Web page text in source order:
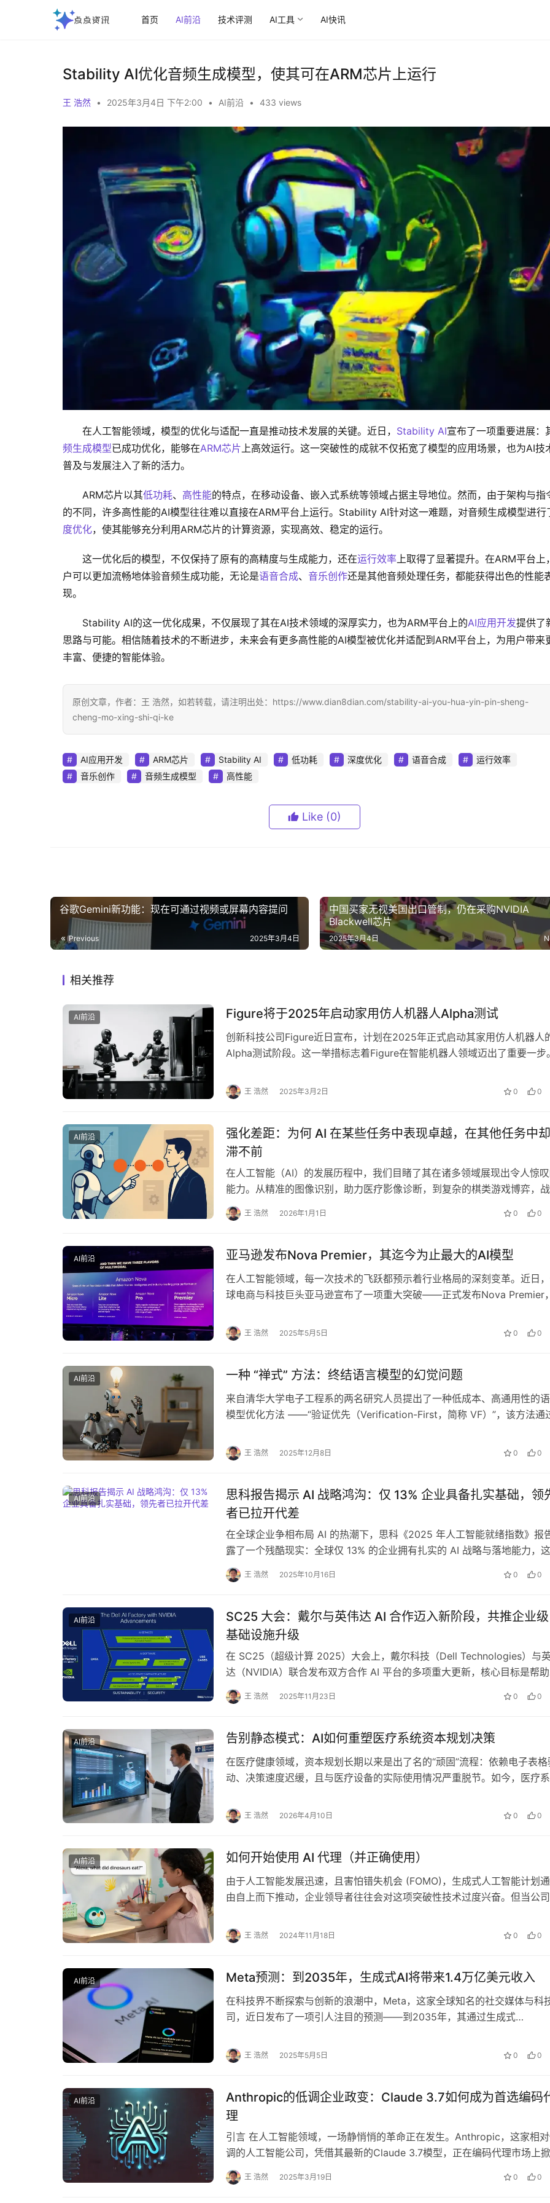
首页 AI前沿 技术评测 AI工具 AI快讯
Stability AI优化音频生成模型，使其可在ARM芯片上运行‌
王 浩然 • 2025年3月4日 下午2:00 • AI前沿 • 433 views
在人工智能领域，模型的优化与适配一直是推动技术发展的关键。近日， Stability AI宣布了一项重要进展：
频生成模型已成功优化，能够在ARM芯片上高效运行。这一突破性的成就不仅拓宽了模型的应用场景，也为AI技
普及与发展注入了新的活力。
ARM芯片以其低功耗、 高性能的特点，在移动设备、嵌入式系统等领域占据主导地位。然而，由于架构与指
的不同，许多高性能的AI模型往往难以直接在ARM平台上运行。Stability AI针对这一难题，对音频生成模型进行
度优化，使其能够充分利用ARM芯片的计算资源，实现高效、稳定的运行。
这一优化后的模型，不仅保持了原有的高精度与生成能力，还在运行效率上取得了显著提升。在ARM平台上
户可以更加流畅地体验音频生成功能，无论是语音合成、 音乐创作还是其他音频处理任务，都能获得出色的性能
现。
Stability AI的这一优化成果，不仅展现了其在AI技术领域的深厚实力，也为ARM平台上的AI应用开发提供了
思路与可能。相信随着技术的不断进步，未来会有更多高性能的AI模型被优化并适配到ARM平台上，为用户带来
丰富、便捷的智能体验。
原创文章，作者：王 浩然，如若转载，请注明出处：https://www.dian8dian.com/stability-ai-you-hua-yin-pin-sheng-
cheng-mo-xing-shi-qi-ke
AI应用开发 ARM芯片 Stability AI 低功耗 深度优化 语音合成
运行效率
音乐创作
音频生成模型 高性能
Like (0)
谷歌Gemini新功能：现在可通过视频或屏幕内容提问‌
Previous 2025年3月4日
中国买家无视美国出口管制，仍在采购NVIDIA
Blackwell芯片‌
2025年3月4日
相关推荐
AI前沿 Figure将于2025年启动家用仿人机器人Alpha测试‌
创新科技公司Figure近日宣布，计划在2025年正式启动其家用仿人机器人
Alpha测试阶段。这一举措标志着Figure在智能机器人领域迈出了重要一步
王 浩然 2025年3月2日 0 0
AI前沿
强化差距：为何 AI 在某些任务中表现卓越，在其他任务中
滞不前
在人工智能（AI）的发展历程中，我们目睹了其在诸多领域展现出令人惊
能力。从精准的图像识别，助力医疗影像诊断，到复杂的棋类游戏博弈，战
人类顶尖棋手，AI 的表现无疑证明了其技术…
王 浩然 2026年1月1日 0 0
AI前沿 亚马逊发布Nova Premier，其迄今为止最大的AI模型
在人工智能领域，每一次技术的飞跃都预示着行业格局的深刻变革。近日
球电商与科技巨头亚马逊宣布了一项重大突破——正式发布Nova Premier
王 浩然 2025年5月5日 0 0
AI前沿 一种 “禅式” 方法：终结语言模型的幻觉问题
来自清华大学电子工程系的两名研究人员提出了一种低成本、高通用性的
模型优化方法 ——“验证优先（Verification-First，简称 VF）”，该方法通
王 浩然 2025年12月8日 0 0
AI前沿
思科报告揭示 AI 战略鸿沟：仅 13% 企业具备扎实基础，领
者已拉开代差
在全球企业争相布局 AI 的热潮下，思科《2025 年人工智能就绪指数》报
露了一个残酷现实：全球仅 13% 的企业拥有扎实的 AI 战略与落地能力，
分被称为 “领先者（Pa…
王 浩然 2025年10月16日 0 0
AI前沿
SC25 大会：戴尔与英伟达 AI 合作迈入新阶段，共推企业
基础设施升级
在 SC25（超级计算 2025）大会上，戴尔科技（Dell Technologies）与
达（NVIDIA）联合发布双方合作 AI 平台的多项重大更新，核心目标是帮助
业更轻松…
王 浩然 2025年11月23日 0 0
AI前沿 告别静态模式：AI如何重塑医疗系统资本规划决策
在医疗健康领域，资本规划长期以来是出了名的“顽固”流程：依赖电子表格
动、决策速度迟缓，且与医疗设备的实际使用情况严重脱节。如今，医疗系
王 浩然 2026年4月10日 0 0
AI前沿 如何开始使用 AI 代理（并正确使用）
由于人工智能发展迅速，且害怕错失机会 (FOMO)，生成式人工智能计划
由自上而下推动，企业领导者往往会对这项突破性技术过度兴奋。但当公司
王 浩然 2024年11月18日 0 0
AI前沿 Meta预测：到2035年，生成式AI将带来1.4万亿美元收入
在科技界不断探索与创新的浪潮中，Meta，这家全球知名的社交媒体与科
司，近日发布了一项引人注目的预测——到2035年，其通过生成式
王 浩然 2025年5月5日 0 0
AI前沿
Anthropic的低调企业政变：Claude 3.7如何成为首选编码
理
引言 在人工智能领域，一场静悄悄的革命正在发生。Anthropic，这家相
调的人工智能公司，凭借其最新的Claude 3.7模型，正在编码代理市场上
波澜。Claude 3.…
王 浩然 2025年3月19日 0 0